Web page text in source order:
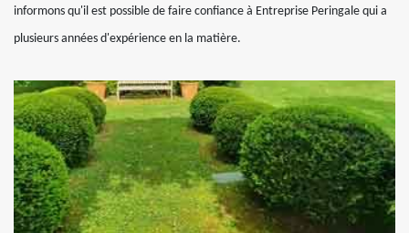
informons qu'il est possible de faire confiance à Entreprise Peringale qui a
plusieurs années d'expérience en la matière.